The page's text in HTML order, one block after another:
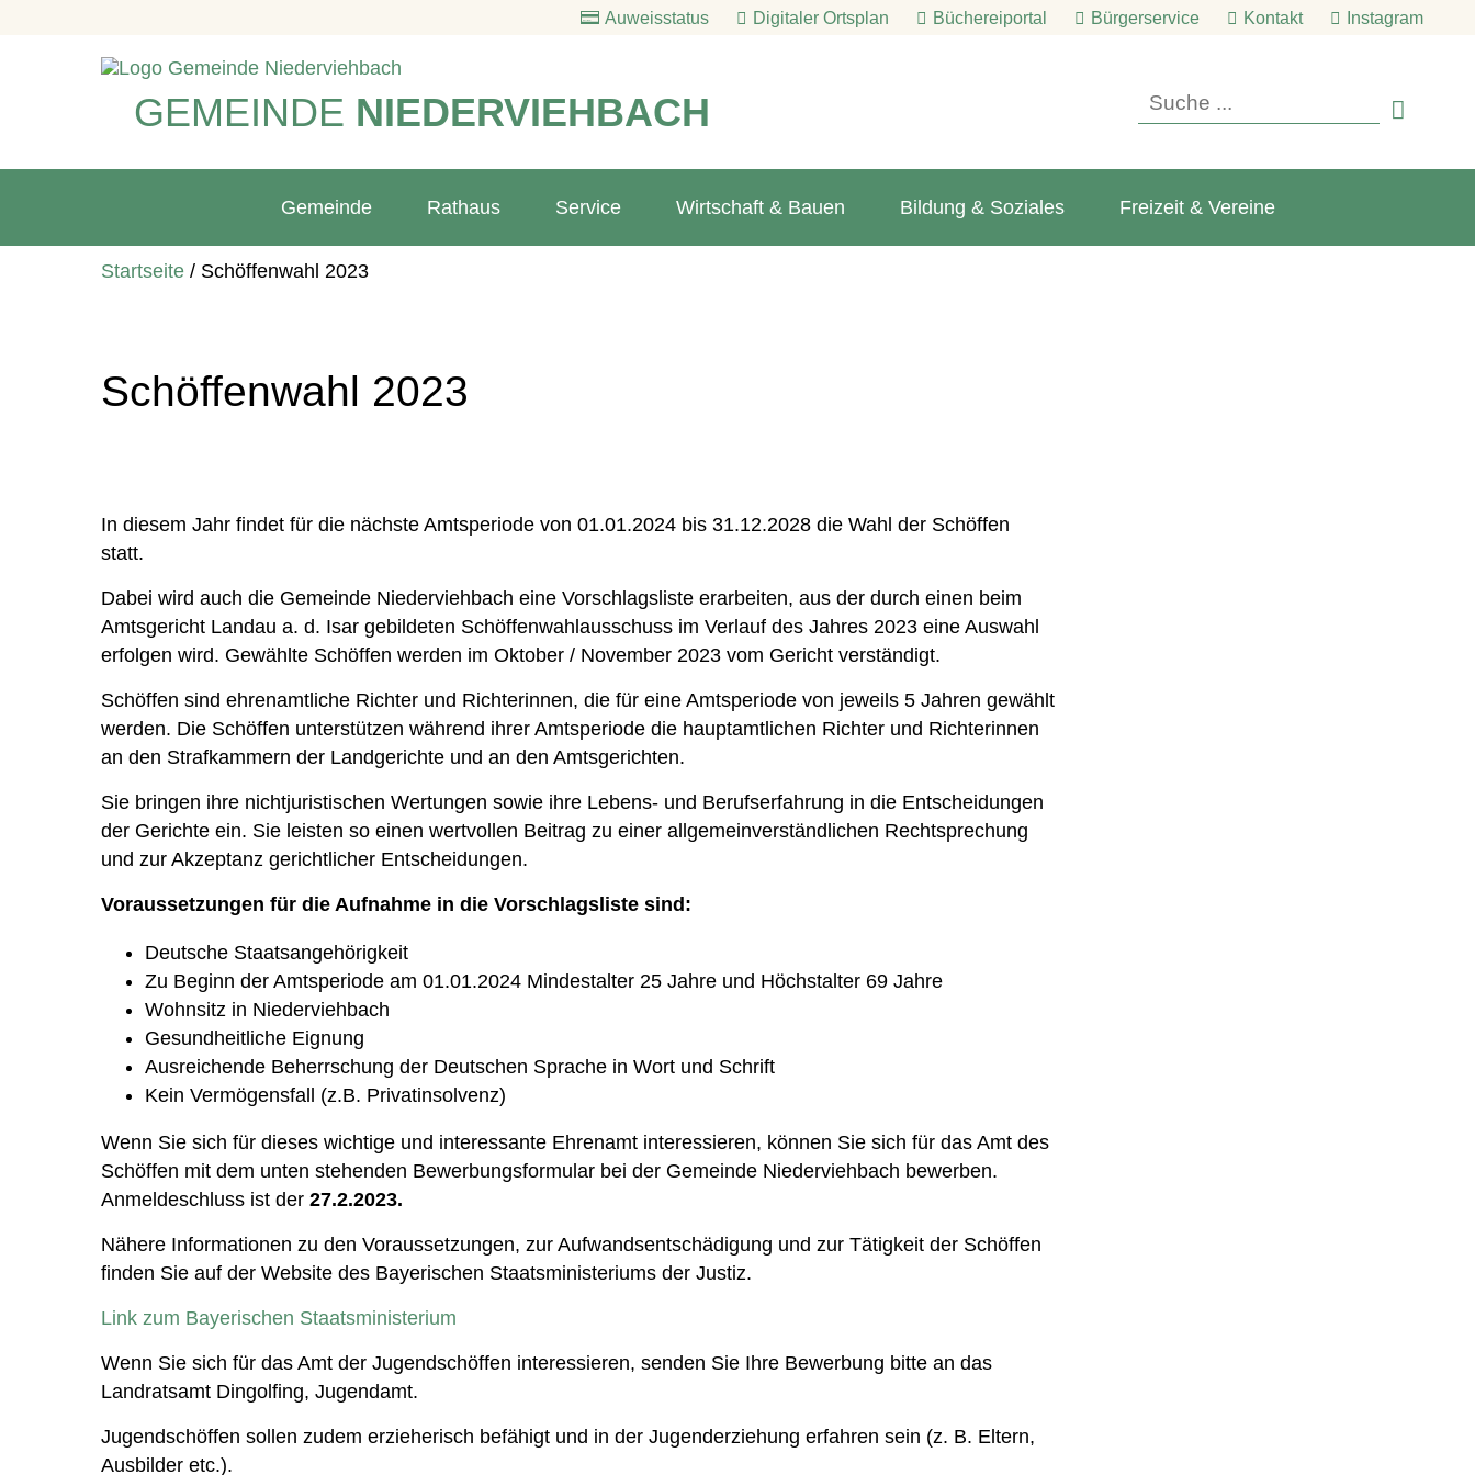
Auweisstatus Digitaler Ortsplan Büchereiportal Bürgerservice Kontakt Instagram

GEMEINDE NIEDERVIEHBACH
Gemeinde Rathaus Service Wirtschaft & Bauen Bildung & Soziales Freizeit & Vereine
Startseite / Schöffenwahl 2023
Schöffenwahl 2023
In diesem Jahr findet für die nächste Amtsperiode von 01.01.2024 bis 31.12.2028 die Wahl der Schöffen
statt.
Dabei wird auch die Gemeinde Niederviehbach eine Vorschlagsliste erarbeiten, aus der durch einen beim
Amtsgericht Landau a. d. Isar gebildeten Schöffenwahlausschuss im Verlauf des Jahres 2023 eine Auswahl
erfolgen wird. Gewählte Schöffen werden im Oktober / November 2023 vom Gericht verständigt.
Schöffen sind ehrenamtliche Richter und Richterinnen, die für eine Amtsperiode von jeweils 5 Jahren gewählt
werden. Die Schöffen unterstützen während ihrer Amtsperiode die hauptamtlichen Richter und Richterinnen
an den Strafkammern der Landgerichte und an den Amtsgerichten.
Sie bringen ihre nichtjuristischen Wertungen sowie ihre Lebens- und Berufserfahrung in die Entscheidungen
der Gerichte ein. Sie leisten so einen wertvollen Beitrag zu einer allgemeinverständlichen Rechtsprechung
und zur Akzeptanz gerichtlicher Entscheidungen.
Voraussetzungen für die Aufnahme in die Vorschlagsliste sind:
Deutsche Staatsangehörigkeit
Zu Beginn der Amtsperiode am 01.01.2024 Mindestalter 25 Jahre und Höchstalter 69 Jahre
Wohnsitz in Niederviehbach
Gesundheitliche Eignung
Ausreichende Beherrschung der Deutschen Sprache in Wort und Schrift
Kein Vermögensfall (z.B. Privatinsolvenz)
Wenn Sie sich für dieses wichtige und interessante Ehrenamt interessieren, können Sie sich für das Amt des
Schöffen mit dem unten stehenden Bewerbungsformular bei der Gemeinde Niederviehbach bewerben.
Anmeldeschluss ist der27.2.2023.
Nähere Informationen zu den Voraussetzungen, zur Aufwandsentschädigung und zur Tätigkeit der Schöffen
finden Sie auf der Website des Bayerischen Staatsministeriums der Justiz.
Link zum Bayerischen Staatsministerium
Wenn Sie sich für das Amt der Jugendschöffen interessieren, senden Sie Ihre Bewerbung bitte an das
Landratsamt Dingolfing, Jugendamt.
Jugendschöffen sollen zudem erzieherisch befähigt und in der Jugenderziehung erfahren sein (z. B. Eltern,
Ausbilder etc.).